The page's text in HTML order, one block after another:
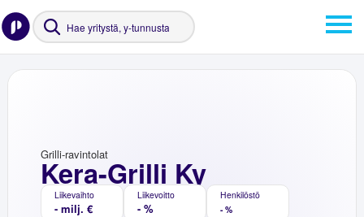
Kera-Grilli Ky
Grilli-ravintolat
Liikevaihto
- milj. €
Liikevoitto
- %
Henkilöstö
- %